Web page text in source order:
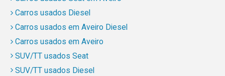
Carros usados Diesel
Carros usados em Aveiro Diesel
Carros usados em Aveiro
SUV/TT usados Seat
SUV/TT usados Diesel